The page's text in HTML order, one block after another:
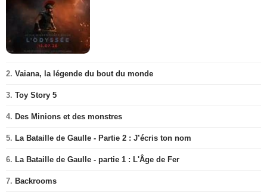
2. Vaiana, la légende du bout du monde
3. Toy Story 5
4. Des Minions et des monstres
5. La Bataille de Gaulle - Partie 2 : J’écris ton nom
6. La Bataille de Gaulle - partie 1 : L'Âge de Fer
7. Backrooms